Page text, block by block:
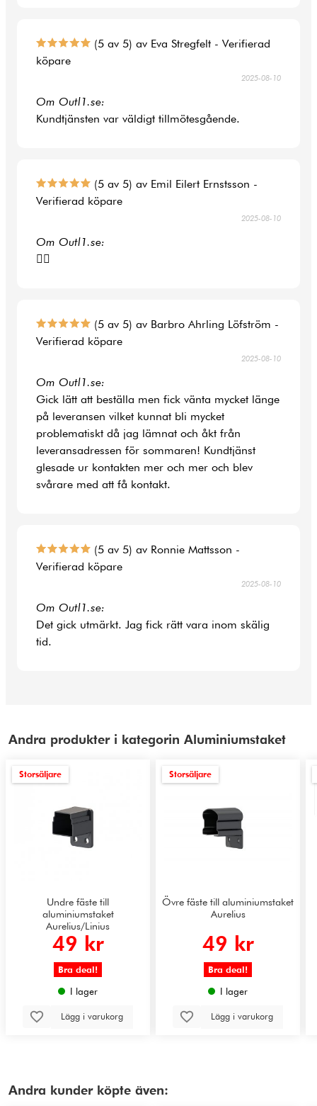
(5 av 5) av Eva Stregfelt - Verifierad
köpare
2025-08-10
Om Outl1.se:
Kundtjänsten var väldigt tillmötesgående.
(5 av 5) av Emil Eilert Ernstsson -
Verifierad köpare
2025-08-10
Om Outl1.se:
👍🏻
(5 av 5) av Barbro Ahrling Löfström -
Verifierad köpare
2025-08-10
Om Outl1.se:
Gick lätt att beställa men fick vänta mycket länge
på leveransen vilket kunnat bli mycket
problematiskt då jag lämnat och åkt från
leveransadressen för sommaren! Kundtjänst
glesade ur kontakten mer och mer och blev
svårare med att få kontakt.
(5 av 5) av Ronnie Mattsson -
Verifierad köpare
2025-08-10
Om Outl1.se:
Det gick utmärkt. Jag fick rätt vara inom skälig
tid.
Andra produkter i kategorin Aluminiumstaket
Storsäljare
Undre fäste till
aluminiumstaket
Aurelius/Linius
49 kr
Bra deal!
I lager
Lägg i varukorg
Storsäljare
Övre fäste till aluminiumstaket
Aurelius
49 kr
Bra deal!
I lager
Lägg i varukorg
Andra kunder köpte även: